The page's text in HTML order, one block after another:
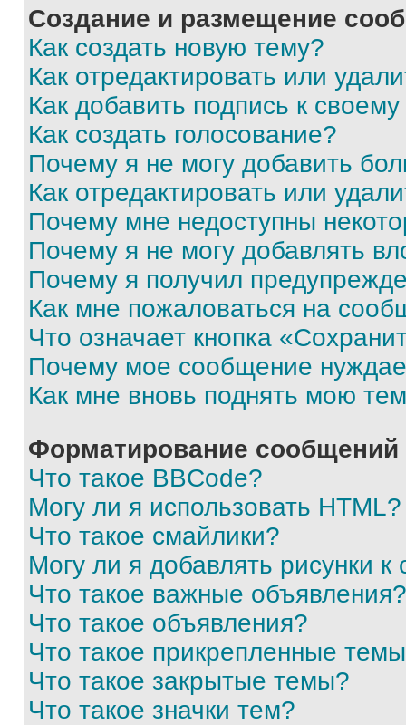
Создание и размещение
Как создать новую тему?
Как отредактировать или
Как добавить подпись к
Как создать голосование?
Почему я не могу добавить
Как отредактировать или
Почему мне недоступны
Почему я не могу добавлять
Почему я получил
Как мне пожаловаться на
Что означает кнопка
Почему мое сообщение
Как мне вновь поднять мою
Форматирование
Что такое BBCode?
Могу ли я использовать HTML?
Что такое смайлики?
Могу ли я добавлять рисунки
Что такое важные объявления?
Что такое объявления?
Что такое прикрепленные
Что такое закрытые темы?
Что такое значки тем?